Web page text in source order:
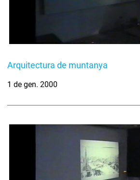
Arquitectura de muntanya
1 de gen. 2000